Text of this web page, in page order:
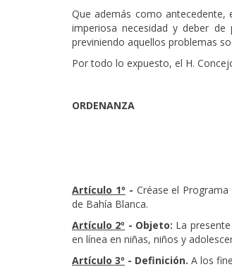
Que además como antecedente,
imperiosa necesidad y deber
previniendo aquellos problemas
Por todo lo expuesto, el H.
ORDENANZA
Artículo 1º - Créase el
de Bahía Blanca.
Artículo 2º - Objeto: La
en línea en niñas, niños y
Artículo 3º - Definición. A los